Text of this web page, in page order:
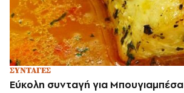
ΣΥΝΤΑΓΕΣ
Εύκολη συνταγή για Μπουγιαμπέσα